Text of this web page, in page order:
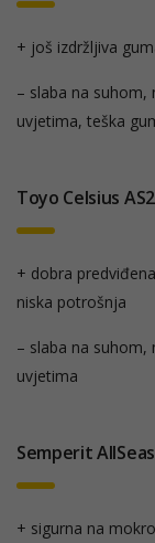
+ još izdržljiva
– slaba na
uvjetima, teška
Toyo Celsius AS2
+ dobra
niska potrošnja
– slaba na
uvjetima
Semperit
+ sigurna na